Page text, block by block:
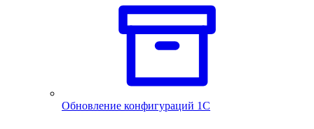
Обновление конфигураций 1С